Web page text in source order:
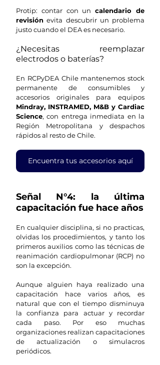
Protip: contar con un calendario de
revisión evita descubrir un problema
justo cuando el DEA es necesario.
¿Necesitas reemplazar
electrodos o baterías?
En RCPyDEA Chile mantenemos stock
permanente de consumibles y
Mindray, INSTRAMED, M&B y Cardiac
Science, con entrega inmediata en la
Región Metropolitana y despachos
rápidos al resto de Chile.
Encuentra tus accesorios aquí
Señal N°4: la última
capacitación fue hace años
En cualquier disciplina, si no practicas,
olvidas los procedimientos, y tanto los
primeros auxilios como las técnicas de
reanimación cardiopulmonar (RCP) no
son la excepción.
Aunque alguien haya realizado una
capacitación hace varios años, es
natural que con el tiempo disminuya
la confianza para actuar y recordar
cada paso. Por eso muchas
organizaciones realizan capacitaciones
de actualización o simulacros
periódicos.